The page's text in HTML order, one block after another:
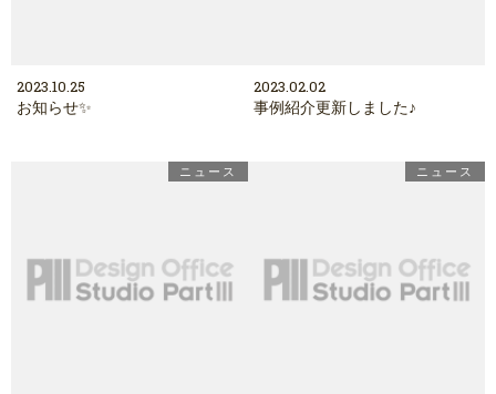
2023.10.25
お知らせ✨
2023.02.02
事例紹介更新しました♪
ニュース ニュース